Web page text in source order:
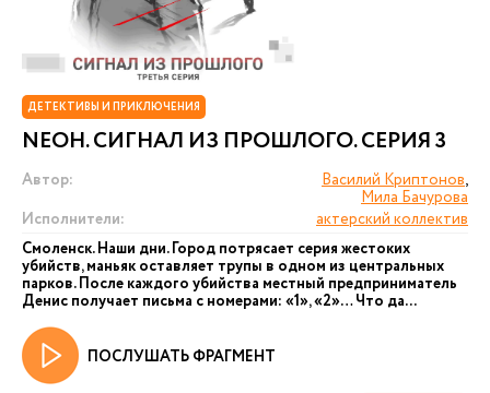
ДЕТЕКТИВЫ И ПРИКЛЮЧЕНИЯ
NEОН. СИГНАЛ ИЗ ПРОШЛОГО. СЕРИЯ 3
Автор: Василий Криптонов,
Мила Бачурова
Исполнители:
актерский коллектив
Смоленск. Наши дни. Город потрясает серия жестоких
убийств, маньяк оставляет трупы в одном из центральных
парков. После каждого убийства местный предприниматель
Денис получает письма с номерами: «1», «2»… Что да...
ПОСЛУШАТЬ ФРАГМЕНТ